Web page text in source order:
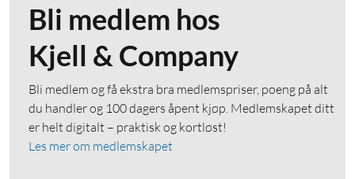
Bli medlem hos
Kjell & Company
Bli medlem og få ekstra bra medlemspriser, poeng på alt
du handler og 100 dagers åpent kjøp. Medlemskapet ditt
er helt digitalt – praktisk og kortløst!
Les mer om medlemskapet